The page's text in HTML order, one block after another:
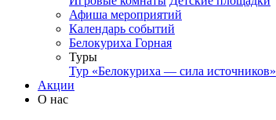
Афиша мероприятий
Календарь событий
Белокуриха Горная
Туры
Тур «Белокуриха — сила источников»
Акции
О нас